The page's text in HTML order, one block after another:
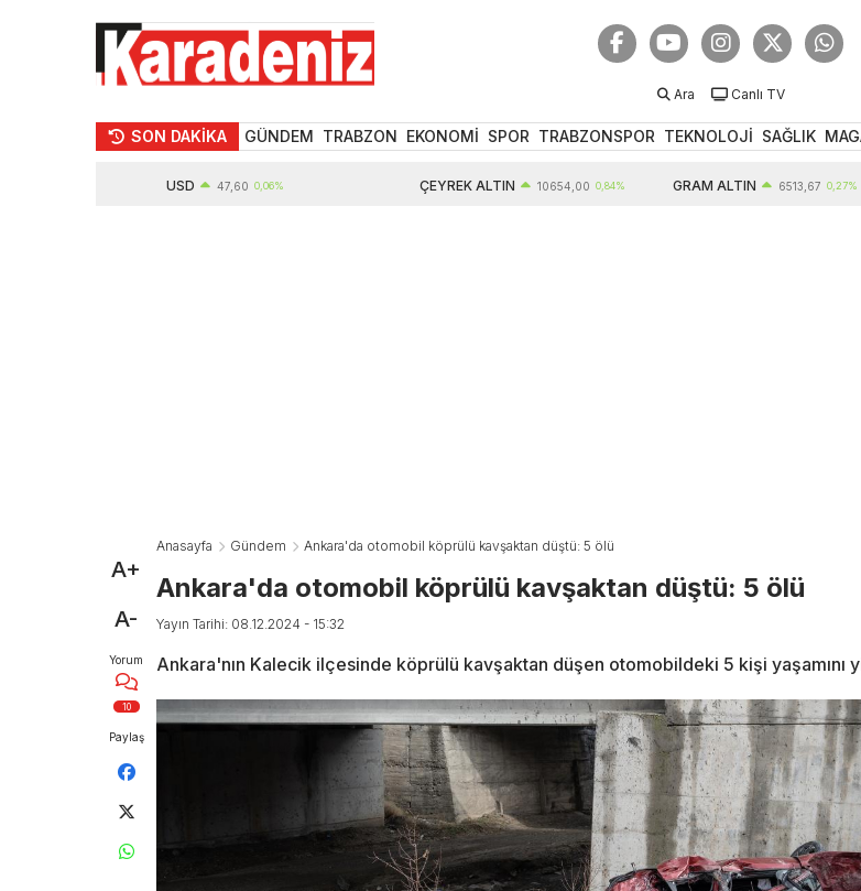
Ara Canlı TV
SON DAKİKA GÜNDEM TRABZON EKONOMİ SPOR TRABZONSPOR TEKNOLOJİ SAĞLIK
47,60 0,06% ÇEYREK ALTIN 10654,00 0,84% GRAM ALTIN 6513,67 0,27%
A+
A-
Yorum
10
Paylaş
Anasayfa Gündem Ankara'da otomobil köprülü kavşaktan düştü: 5 ölü
Ankara'da otomobil köprülü kavşaktan düştü: 5 ölü
Yayın Tarihi: 08.12.2024 - 15:32
Ankara'nın Kalecik ilçesinde köprülü kavşaktan düşen otomobildeki 5 kişi yaşamını